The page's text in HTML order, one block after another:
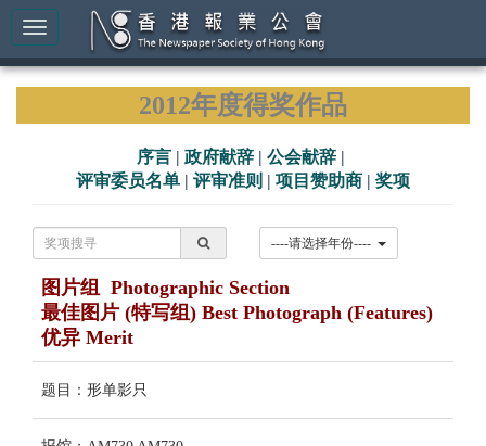
2012年度得奖作品
序言 | 政府献辞 | 公会献辞 |
评审委员名单 | 评审准则 | 项目赞助商 | 奖项
图片组 Photographic Section
最佳图片 (特写组) Best Photograph (Features)
优异 Merit
题目：形单影只